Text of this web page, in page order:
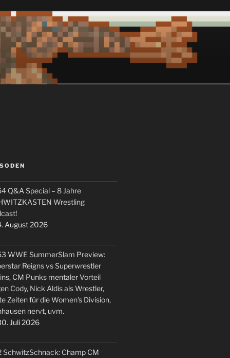
Q&A Special – 8 Jahre
Wrestling
August 2026
WWE SummerSlam Preview:
Reigns vs Superwrestler
CM Punks mentaler Vorteil
Cody, Nick Aldis als Wrestler,
Zeiten für die Women's Division,
nervt, uvm.
Juli 2026
SchwitzSchnack: Champ CM